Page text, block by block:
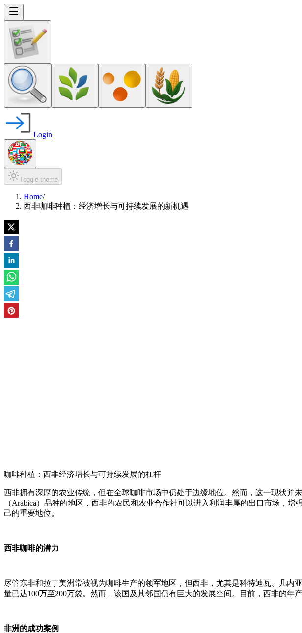
Login
Toggle theme
Home/
西非咖啡种植：经济增长与可持续发展的新机遇
咖啡种植：西非经济增长与可持续发展的杠杆
西非拥有深厚的农业传统，但在全球咖啡市场中仍处于边缘地位。然而，这一现状并
（Arabica）品种的地区，西非的农民和农业合作社可以进入利润丰厚的出口市场，
己的重要地位。
西非咖啡的潜力
尽管东非和拉丁美洲常被视为咖啡生产的领军地区，但西非，尤其是科特迪瓦、几
量已达100万至200万袋。然而，该国及其邻国仍有巨大的发展空间。目前，西非的年
非洲的成功案例